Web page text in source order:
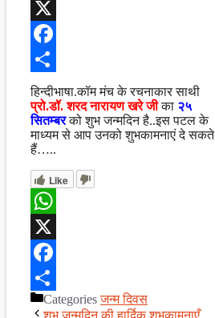
WhatsApp
X
Facebook
Share
हिन्दीभाषा.कॉम मंच के रचनाकार साथी
प्रो.डॉ. शरद नारायण खरेजीका २५
सितम्बरको शुभ जन्मदिन है..इस पटल के
माध्यम से आप उनको शुभकामनाएं दे सकते
हैं…..
Like
WhatsApp
X
Facebook
ShareCategoriesजन्म दिवस